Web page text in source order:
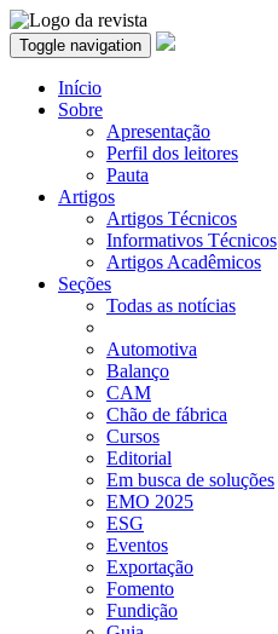
Toggle navigation
Início
Sobre
Apresentação
Perfil dos leitores
Pauta
Artigos
Artigos Técnicos
Informativos Técnicos
Artigos Acadêmicos
Seções
Todas as notícias
Automotiva
Balanço
CAM
Chão de fábrica
Cursos
Editorial
Em busca de soluções
EMO 2025
ESG
Eventos
Exportação
Fomento
Fundição